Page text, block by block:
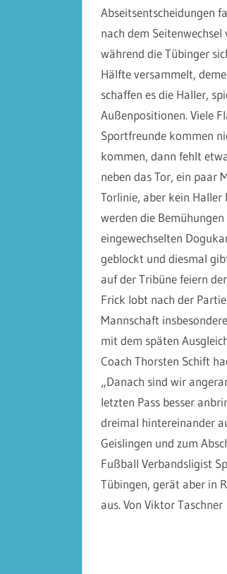
Abseitsentscheidungen
nach dem
während die Tübinger
Hälfte versammelt,
schaffen es die Haller,
Außenpositionen. Viele
Sportfreunde kommen
kommen, dann fehlt
neben das Tor, ein paar
Torlinie, aber kein
werden die
eingewechselten
geblockt und diesmal
auf der Tribüne feiern
Frick lobt nach der
Mannschaft
mit dem späten
Coach Thorsten Schift
„Danach sind wir
letzten Pass besser
dreimal hintereinander
Geislingen und zum
Fußball Verbandsligist
Tübingen, gerät aber in
aus. Von Viktor Taschner